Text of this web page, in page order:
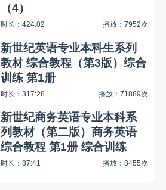
（4）
时长：424:02 播放：7952次
新世纪英语专业本科生系列
教材 综合教程（第3版）综合
训练 第1册
时长：317:28 播放：71889次
新世纪商务英语专业本科系
列教材（第二版）商务英语
综合教程 第1册 综合训练
时长：87:41 播放：8455次